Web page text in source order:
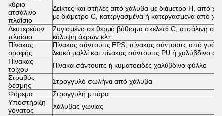
κύριο
ατσάλινο
πλαίσιο
Δείκτες και στήλες από χάλυβα με διάμετρο H, από
με διάμετρο C, κατεργασμένα ή κατεργασμένα από
Δευτερεύον
πλαίσιο
Ζυγισμένο σε θερμό βύθισμα σκελετό C, ατσάλινη
κάλυψη άκρων κλπ.
Πίνακας
οροφής
Πίνακας σάντουιτς EPS, πίνακας σάντουιτς από
λευκό μαλλί και πίνακας σάντουιτς PU ή χαλύβδινο
Πίνακας
τοίχου
Πίνακα σάντουιτς ή κυματοειδές χαλύβδινο φύλλο
Στραβός
δέσμης
Στρογγυλό σωλήνα από χάλυβα
Φόρεμα
Στρογγυλή μπάρα
Υποστήριξη
γόνατος
Χάλυβας γωνίας